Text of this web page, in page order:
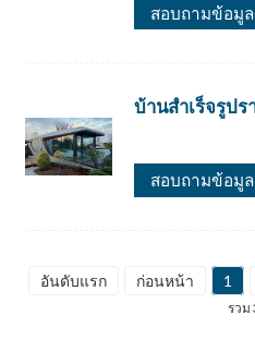
สอบถามข้อมูล
บ้านสำเร็จรูป
สอบถามข้อมูล
อันดับแรก ก่อนหน้า 1
รวม